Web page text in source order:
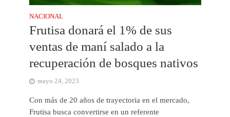
NACIONAL
Frutisa donará el 1% de sus
ventas de maní salado a la
recuperación de bosques nativos
mayo 24, 2023
Con más de 20 años de trayectoria en el mercado,
Frutisa busca convertirse en un referente